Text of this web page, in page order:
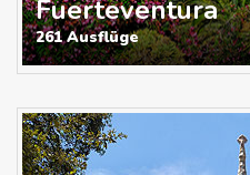
Fuerteventura
261 Ausflüge